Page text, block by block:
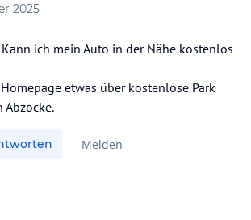
2025
ich mein Auto in der Nähe kostenlos
etwas über kostenlose Park
Abzocke.
Melden